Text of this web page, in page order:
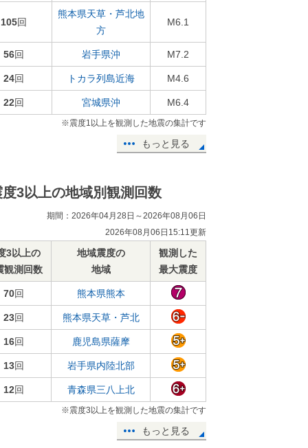
105回
熊本県天草・芦北地
方
M6.1
56回 岩手県沖 M7.2
24回 トカラ列島近海 M4.6
22回 宮城県沖 M6.4
※震度1以上を観測した地震の集計です
もっと見る
度3以上の地域別観測回数
期間：2026年04月28日～2026年08月06日
2026年08月06日15:11更新
3以上の
観測回数
地域震度の
地域
観測した
最大震度
70回 熊本県熊本
23回 熊本県天草・芦北
16回 鹿児島県薩摩
13回 岩手県内陸北部
12回 青森県三八上北
※震度3以上を観測した地震の集計です
もっと見る